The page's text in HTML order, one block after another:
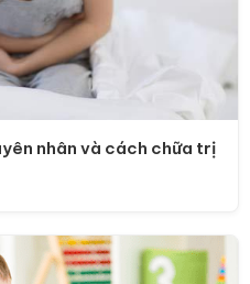
nhân và cách chữa trị